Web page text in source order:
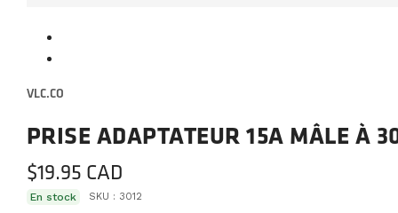
VLC.CO
PRISE ADAPTATEUR 15A MÂLE À
$19.95
En stock SKU : 3012